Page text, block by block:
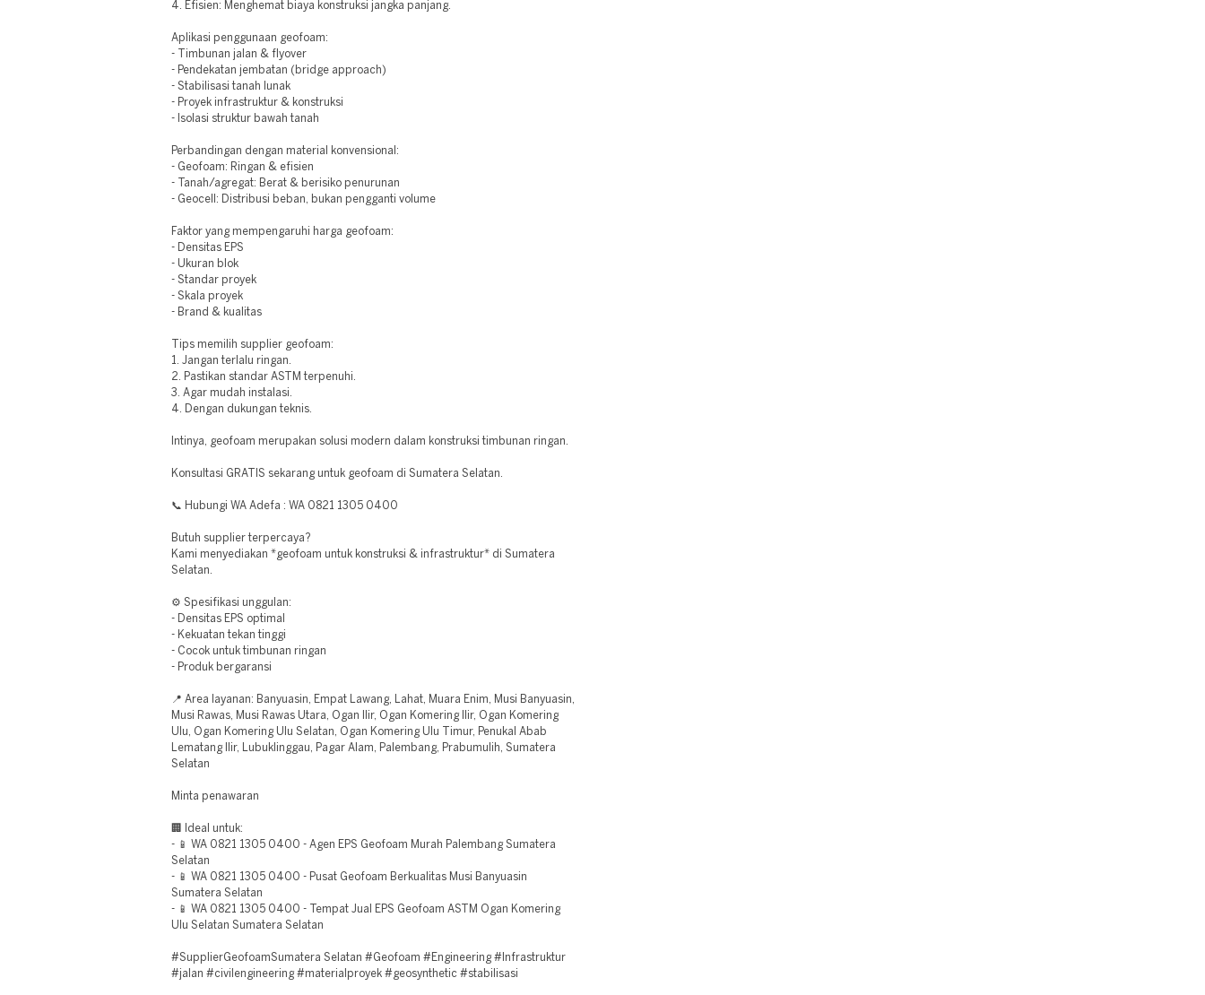
4. Efisien: Menghemat biaya konstruksi jangka panjang.
Aplikasi penggunaan geofoam:
- Timbunan jalan & flyover
- Pendekatan jembatan (bridge approach)
- Stabilisasi tanah lunak
- Proyek infrastruktur & konstruksi
- Isolasi struktur bawah tanah
Perbandingan dengan material konvensional:
- Geofoam: Ringan & efisien
- Tanah/agregat: Berat & berisiko penurunan
- Geocell: Distribusi beban, bukan pengganti volume
Faktor yang mempengaruhi harga geofoam:
- Densitas EPS
- Ukuran blok
- Standar proyek
- Skala proyek
- Brand & kualitas
Tips memilih supplier geofoam:
1. Jangan terlalu ringan.
2. Pastikan standar ASTM terpenuhi.
3. Agar mudah instalasi.
4. Dengan dukungan teknis.
Intinya, geofoam merupakan solusi modern dalam konstruksi timbunan ringan.
Konsultasi GRATIS sekarang untuk geofoam di Sumatera Selatan.
📞 Hubungi WA Adefa : WA 0821 1305 0400
Butuh supplier terpercaya?
Kami menyediakan *geofoam untuk konstruksi & infrastruktur* di Sumatera
Selatan.
⚙️ Spesifikasi unggulan:
- Densitas EPS optimal
- Kekuatan tekan tinggi
- Cocok untuk timbunan ringan
- Produk bergaransi
📍 Area layanan: Banyuasin, Empat Lawang, Lahat, Muara Enim, Musi Banyuasin,
Musi Rawas, Musi Rawas Utara, Ogan Ilir, Ogan Komering Ilir, Ogan Komering
Ulu, Ogan Komering Ulu Selatan, Ogan Komering Ulu Timur, Penukal Abab
Lematang Ilir, Lubuklinggau, Pagar Alam, Palembang, Prabumulih, Sumatera
Selatan
Minta penawaran
🏢 Ideal untuk:
- 📱 WA 0821 1305 0400 - Agen EPS Geofoam Murah Palembang Sumatera
Selatan
- 📱 WA 0821 1305 0400 - Pusat Geofoam Berkualitas Musi Banyuasin
Sumatera Selatan
- 📱 WA 0821 1305 0400 - Tempat Jual EPS Geofoam ASTM Ogan Komering
Ulu Selatan Sumatera Selatan
#SupplierGeofoamSumatera Selatan #Geofoam #Engineering #Infrastruktur
#jalan #civilengineering #materialproyek #geosynthetic #stabilisasi